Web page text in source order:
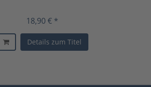
18,90 € *
Details zum Titel